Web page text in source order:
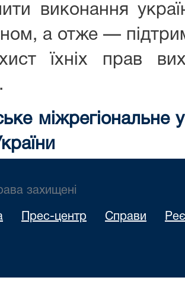
виконання
а отже —
їхніх прав
міжрегіональне
захищені
Прес-центр Справи